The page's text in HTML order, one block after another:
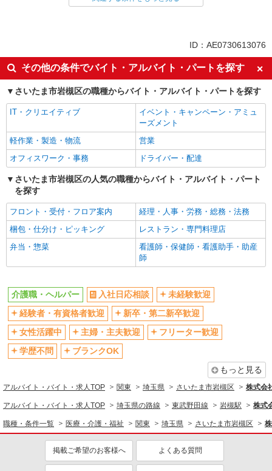
入社日応相談
未経験歓迎
経験者・有資格者歓迎
新卒・第二新卒歓迎
女性活躍中
主婦・主夫歓迎
フリーター歓迎
学歴不問
ブランクOK
ミドル（40代～）活躍中
エルダー（50代～）活躍中
シニア（60代～）活躍中
高収入・高額
ボーナス・賞与あり
昇給あり
完全週休2日制
フルタイム歓迎
禁煙・分煙
駅直結・駅チカ
車通勤OK
バイク通勤OK
自転車通勤OK
交通費支給
退職金・財形貯蓄制度あり
各種手当（家族・役職・インセン
ティブなど）あり
制服貸与
研修制度あり
資格取得支援制度あり
同じ職種から求人を探す
同じ特徴から求人を探す
未経験歓迎
ミドル（40代～）活躍中
ID：AE0730613076
その他の条件でバイト・アルバイト・パートを探す
さいたま市岩槻区の職種からバイト・アルバイト・パートを探す
IT・クリエイティブ
イベント・キャンペーン・アミュ
ーズメント
軽作業・製造・物流
営業
オフィスワーク・事務
ドライバー・配達
さいたま市岩槻区の人気の職種からバイト・アルバイト・パート
を探す
フロント・受付・フロア案内
経理・人事・労務・総務・法務
梱包・仕分け・ピッキング
レストラン・専門料理店
弁当・惣菜
看護師・保健師・看護助手・助産
師
介護職・ヘルパー 入社日応相談
未経験歓迎
経験者・有資格者歓迎
新卒・第二新卒歓迎
女性活躍中
主婦・主夫歓迎
フリーター歓迎
学歴不問
ブランクOK
もっと見る
アルバイト・バイト・求人TOP 関東 埼玉県 さいたま市岩槻区 株式会
アルバイト・バイト・求人TOP 埼玉県の路線 東武野田線 岩槻駅 株式
職種・条件一覧 医療・介護・福祉 関東 埼玉県 さいたま市岩槻区
掲載ご希望のお客様へ よくある質問